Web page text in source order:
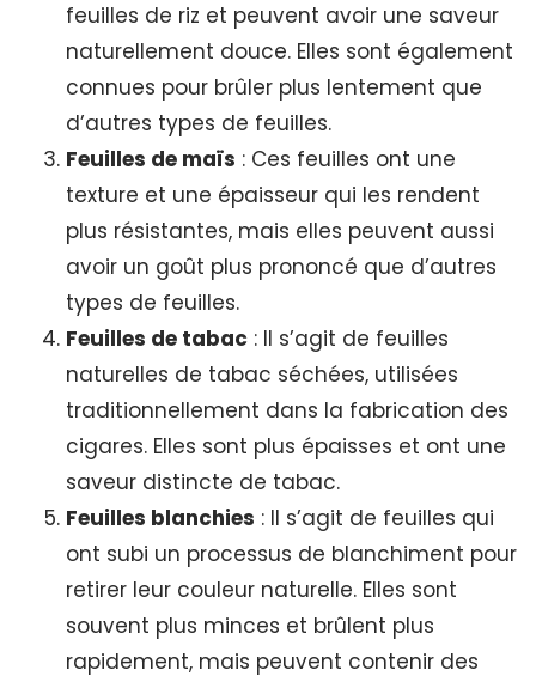
feuilles de riz et peuvent avoir une saveur
naturellement douce. Elles sont également
connues pour brûler plus lentement que
d’autres types de feuilles.
Feuilles de maïs : Ces feuilles ont une
texture et une épaisseur qui les rendent
plus résistantes, mais elles peuvent aussi
avoir un goût plus prononcé que d’autres
types de feuilles.
Feuilles de tabac : Il s’agit de feuilles
naturelles de tabac séchées, utilisées
traditionnellement dans la fabrication des
cigares. Elles sont plus épaisses et ont une
saveur distincte de tabac.
Feuilles blanchies : Il s’agit de feuilles qui
ont subi un processus de blanchiment pour
retirer leur couleur naturelle. Elles sont
souvent plus minces et brûlent plus
rapidement, mais peuvent contenir des